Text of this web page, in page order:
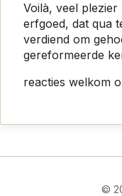
Voilà, veel
erfgoed, dat qua
verdiend om
gereformeerde
reacties welkom
©